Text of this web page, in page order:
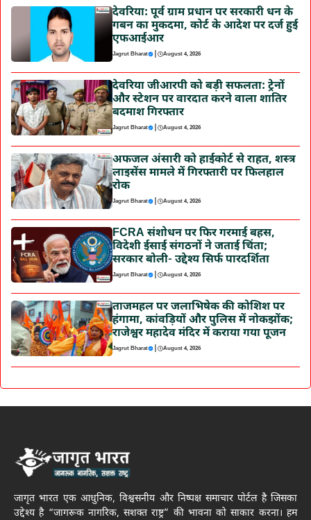
देवरिया: पूर्व ग्राम प्रधान पर सरकारी धन के
गबन का मुकदमा, कोर्ट के आदेश पर दर्ज हुई
एफआईआर
Jagrut Bharat | August 4, 2026
देवरिया जीआरपी को बड़ी सफलता: ट्रेनों
और स्टेशन पर वारदात करने वाला शातिर
बदमाश गिरफ्तार
Jagrut Bharat | August 4, 2026
अफजल अंसारी को हाईकोर्ट से राहत, शस्त्र
लाइसेंस मामले में गिरफ्तारी पर फिलहाल
रोक
Jagrut Bharat | August 4, 2026
FCRA संशोधन पर फिर गरमाई बहस,
विदेशी ईसाई संगठनों ने जताई चिंता;
सरकार बोली- उद्देश्य सिर्फ पारदर्शिता
Jagrut Bharat | August 4, 2026
ताजमहल पर जलाभिषेक की कोशिश पर
हंगामा, कांवड़ियों और पुलिस में नोकझोंक;
राजेश्वर महादेव मंदिर में कराया गया पूजन
Jagrut Bharat | August 4, 2026
जागृत भारत एक आधुनिक, विश्वसनीय और निष्पक्ष समाचार पोर्टल है जिसका
उद्देश्य है “जागरूक नागरिक, सशक्त राष्ट्र” की भावना को साकार करना। हम